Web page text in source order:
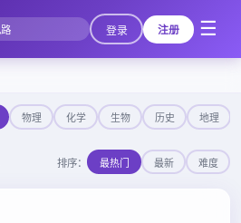
登录 注册 ☰
物理 化学 生物 历史 地理
排序： 最热门 最新 难度